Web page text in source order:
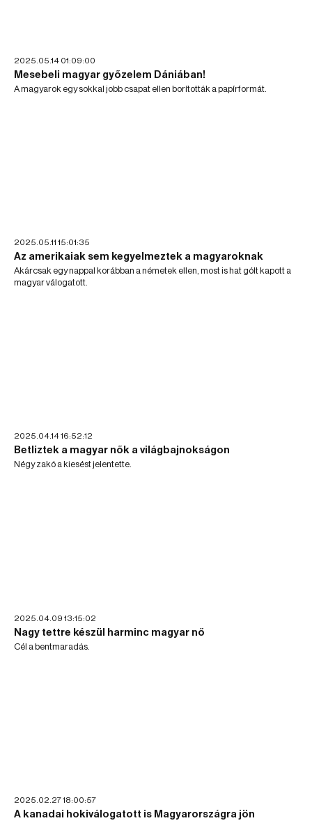
2025.05.14 01:09:00
Mesebeli magyar győzelem Dániában!
A magyarok egy sokkal jobb csapat ellen borították a papírformát.
2025.05.11 15:01:35
Az amerikaiak sem kegyelmeztek a magyaroknak
Akárcsak egy nappal korábban a németek ellen, most is hat gólt kapott a
magyar válogatott.
2025.04.14 16:52:12
Betliztek a magyar nők a világbajnokságon
Négy zakó a kiesést jelentette.
2025.04.09 13:15:02
Nagy tettre készül harminc magyar nő
Cél a bentmaradás.
2025.02.27 18:00:57
A kanadai hokiválogatott is Magyarországra jön